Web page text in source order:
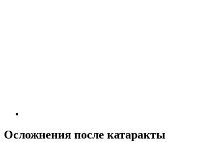
Осложнения после катаракты